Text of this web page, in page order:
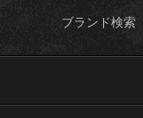
ブランド検索